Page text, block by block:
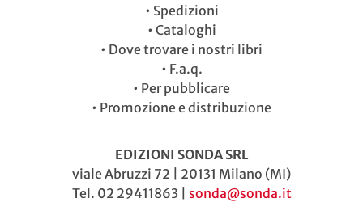
• Spedizioni
• Cataloghi
• Dove trovare i nostri libri
• F.a.q.
• Per pubblicare
• Promozione e distribuzione
EDIZIONI SONDA SRL
viale Abruzzi 72 | 20131 Milano (MI)
Tel. 02 29411863 | sonda@sonda.it